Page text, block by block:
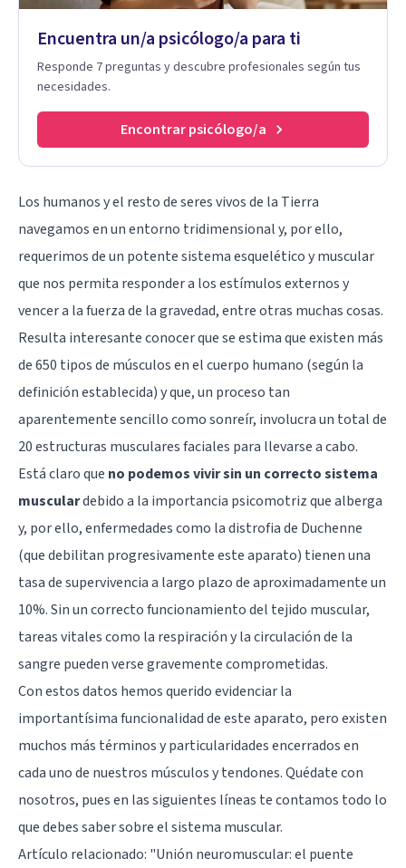
Encuentra un/a psicólogo/a para ti
Responde 7 preguntas y descubre profesionales según tus
necesidades.
Encontrar psicólogo/a
Los humanos y el resto de seres vivos de la Tierra
navegamos en un entorno tridimensional y, por ello,
requerimos de un potente sistema esquelético y muscular
que nos permita responder a los estímulos externos y
vencer a la fuerza de la gravedad, entre otras muchas cosas.
Resulta interesante conocer que se estima que existen más
de 650 tipos de músculos en el cuerpo humano (según la
definición establecida) y que, un proceso tan
aparentemente sencillo como sonreír, involucra un total de
20 estructuras musculares faciales para llevarse a cabo.
Está claro que no podemos vivir sin un correcto sistema
musculardebido a la importancia psicomotriz que alberga
y, por ello, enfermedades como la distrofia de Duchenne
(que debilitan progresivamente este aparato) tienen una
tasa de supervivencia a largo plazo de aproximadamente un
10%. Sin un correcto funcionamiento del tejido muscular,
tareas vitales como la respiración y la circulación de la
sangre pueden verse gravemente comprometidas.
Con estos datos hemos querido evidenciar la
importantísima funcionalidad de este aparato, pero existen
muchos más términos y particularidades encerrados en
cada uno de nuestros músculos y tendones. Quédate con
nosotros, pues en las siguientes líneas te contamos todo lo
que debes saber sobre el sistema muscular.
Artículo relacionado: "Unión neuromuscular: el puente